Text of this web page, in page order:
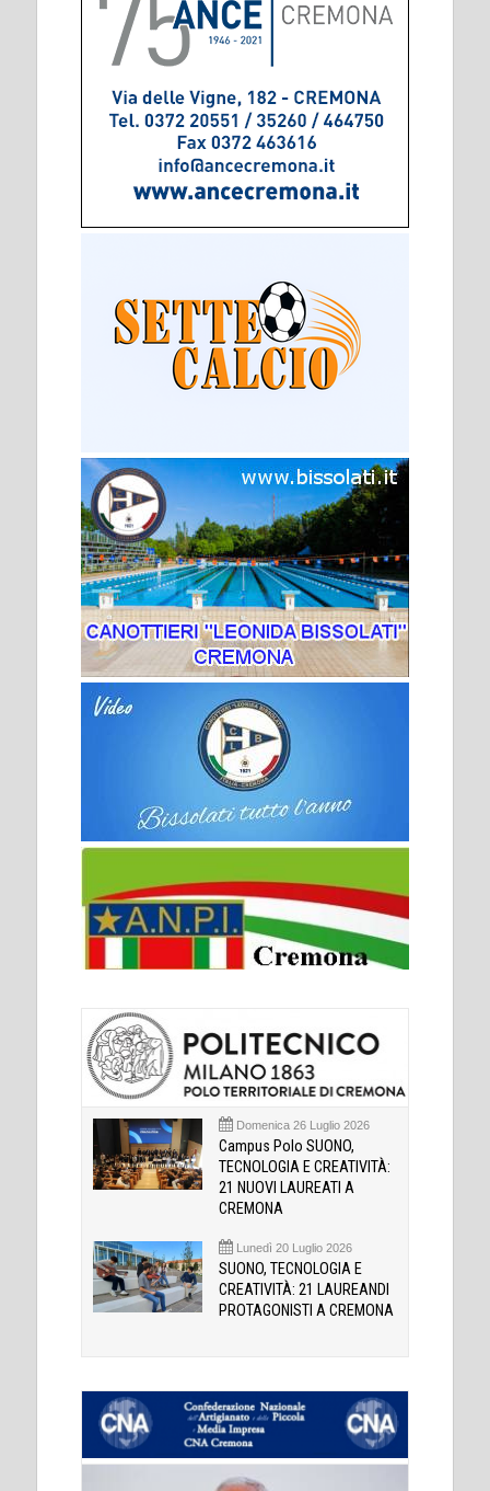
Domenica 26 Luglio 2026
Campus Polo SUONO,
TECNOLOGIA E CREATIVITÀ:
21 NUOVI LAUREATI A
CREMONA
Lunedì 20 Luglio 2026
SUONO, TECNOLOGIA E
CREATIVITÀ: 21 LAUREANDI
PROTAGONISTI A CREMONA